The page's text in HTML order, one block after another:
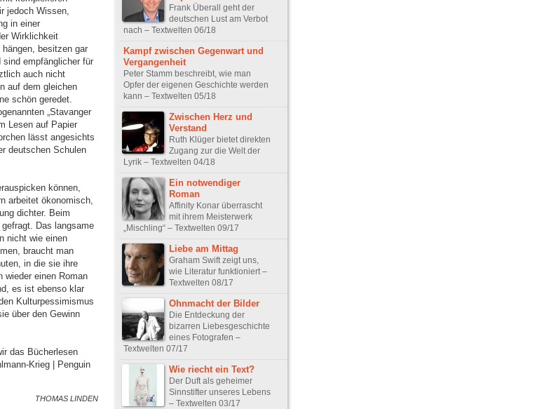
jedoch Wissen,
in einer
Wirklichkeit
besitzen gar
empfänglicher für
auch nicht
auf dem gleichen
schön geredet.
„Stavanger
Lesen auf Papier
lässt angesichts
deutschen Schulen
können,
arbeitet ökonomisch,
dichter. Beim
Das langsame
nicht wie einen
braucht man
in die sie ihre
wieder einen Roman
es ist ebenso klar
Kulturpessimismus
über den Gewinn
das Bücherlesen
Krieg | Penguin
THOMAS LINDEN
Frank Überall geht der
deutschen Lust am Verbot
nach – Textwelten 06/18
Kampf zwischen Gegenwart und
Vergangenheit
Peter Stamm beschreibt, wie man
Opfer der eigenen Geschichte werden
kann – Textwelten 05/18
Zwischen Herz und
Verstand
Ruth Klüger bietet direkten
Zugang zur die Welt der
Lyrik – Textwelten 04/18
Ein notwendiger
Roman
Affinity Konar überrascht
mit ihrem Meisterwerk
„Mischling“ – Textwelten 09/17
Liebe am Mittag
Graham Swift zeigt uns,
wie Literatur funktioniert –
Textwelten 08/17
Ohnmacht der Bilder
Die Entdeckung der
bizarren Liebesgeschichte
eines Fotografen –
Textwelten 07/17
Wie riecht ein Text?
Der Duft als geheimer
Sinnstifter unseres Lebens
– Textwelten 03/17